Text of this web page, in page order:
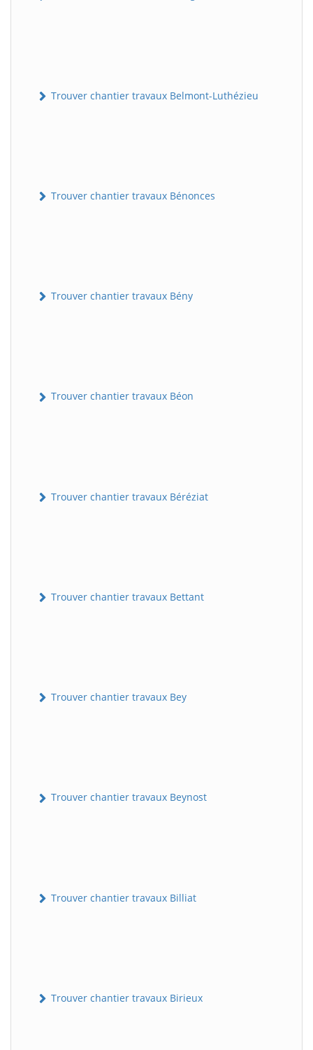
Trouver chantier travaux Belmont-Luthézieu
Trouver chantier travaux Bénonces
Trouver chantier travaux Bény
Trouver chantier travaux Béon
Trouver chantier travaux Béréziat
Trouver chantier travaux Bettant
Trouver chantier travaux Bey
Trouver chantier travaux Beynost
Trouver chantier travaux Billiat
Trouver chantier travaux Birieux